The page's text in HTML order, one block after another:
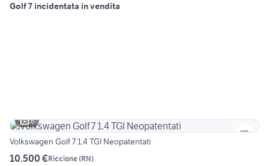
Golf 7 incidentata in vendita
6
Volkswagen Golf 7 1.4 TGI Neopatentati
10.500 €Riccione(RN)